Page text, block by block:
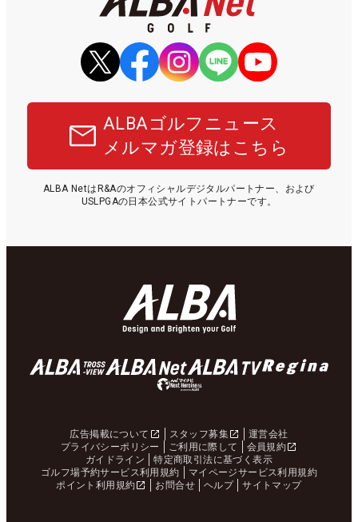
ALBAゴルフニュース
メルマガ登録はこちら
ALBA NetはR&Aのオフィシャルデジタルパートナー、および
USLPGAの日本公式サイトパートナーです。
広告掲載について スタッフ募集
運営会社
プライバシーポリシー
ご利用に際して
会員規約
ガイドライン
特定商取引法に基づく表示
ゴルフ場予約サービス利用規約
マイページサービス利用規約
ポイント利用規約
お問合せ ヘルプ サイトマップ